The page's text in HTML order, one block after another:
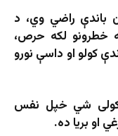
راضي وي، د
له خطرونو لکه حرص،
کولو او داسې نورو
شي خپل نفس
او بریا ده.